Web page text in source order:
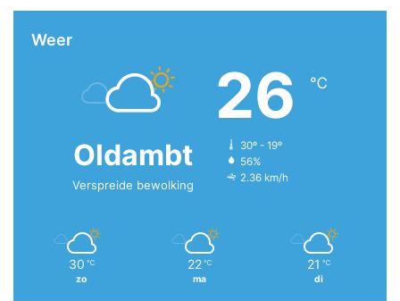
Weer
Oldambt
Verspreide bewolking
26 ℃
30º - 19º
56%
2.36 km/h
30 ℃
zo
22 ℃
ma
21 ℃
di